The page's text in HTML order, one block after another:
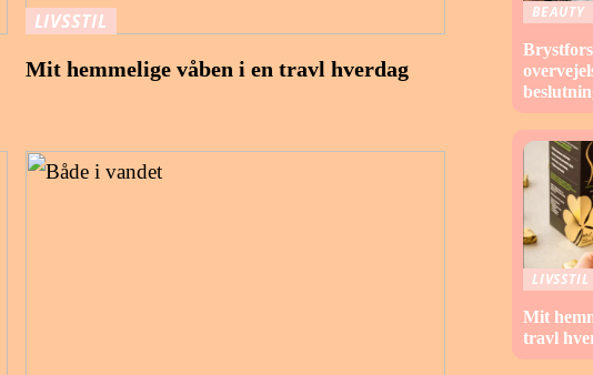
LIVSSTIL
Mit hemmelige våben i en travl hverdag
BEAUTY
LIVSSTIL
Mit
travl